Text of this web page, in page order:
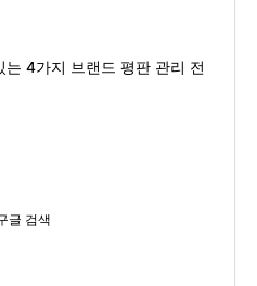
4가지 브랜드 평판 관리 전
글 검색